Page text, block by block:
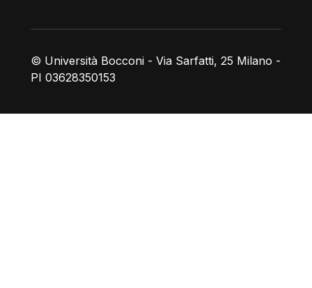
© Università Bocconi - Via Sarfatti, 25 Milano -
PI 03628350153